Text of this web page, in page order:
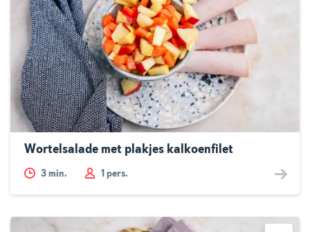
Wortelsalade met plakjes kalkoenfilet
3 min. 1 pers.